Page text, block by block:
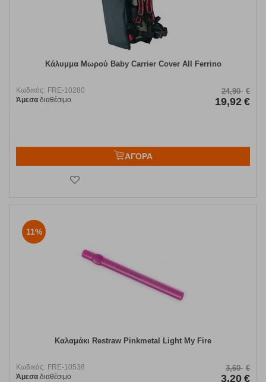
Κάλυμμα Μωρού Baby Carrier Cover AII Ferrino
Κωδικός: FRE-10280
Άμεσα διαθέσιμο
24,90 €
19,92 €
ΑΓΟΡΑ
11%
Καλαμάκι Restraw Pinkmetal Light My Fire
Κωδικός: FRE-10538
Άμεσα διαθέσιμο
3,60 €
3,20 €